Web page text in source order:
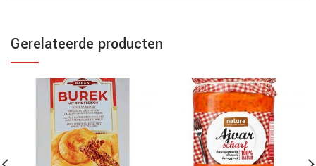
Gerelateerde producten